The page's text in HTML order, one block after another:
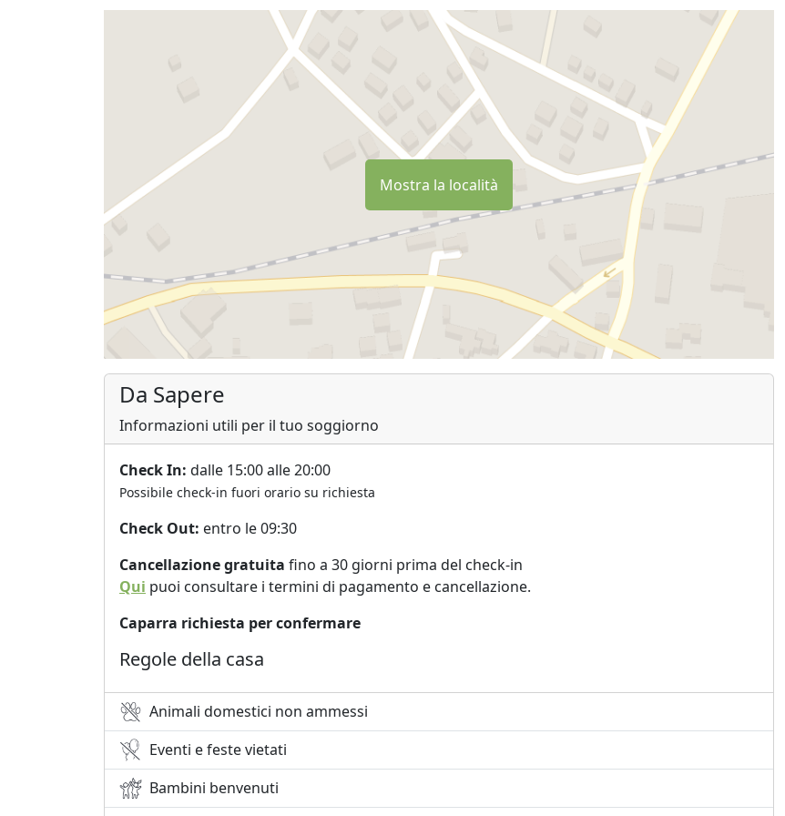
Mostra la località
Da Sapere
Informazioni utili per il tuo soggiorno
Check In: dalle 15:00 alle 20:00
Possibile check-in fuori orario su richiesta
Check Out: entro le 09:30
Cancellazione gratuita fino a 30 giorni prima del check-in
Qui puoi consultare i termini di pagamento e cancellazione.
Caparra richiesta per confermare
Regole della casa
Animali domestici non ammessi
Eventi e feste vietati
Bambini benvenuti